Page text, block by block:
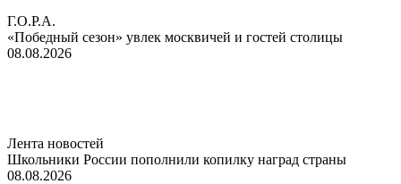
Г.О.Р.А.
«Победный сезон» увлек москвичей и гостей столицы
08.08.2026
Лента новостей
Школьники России пополнили копилку наград страны
08.08.2026